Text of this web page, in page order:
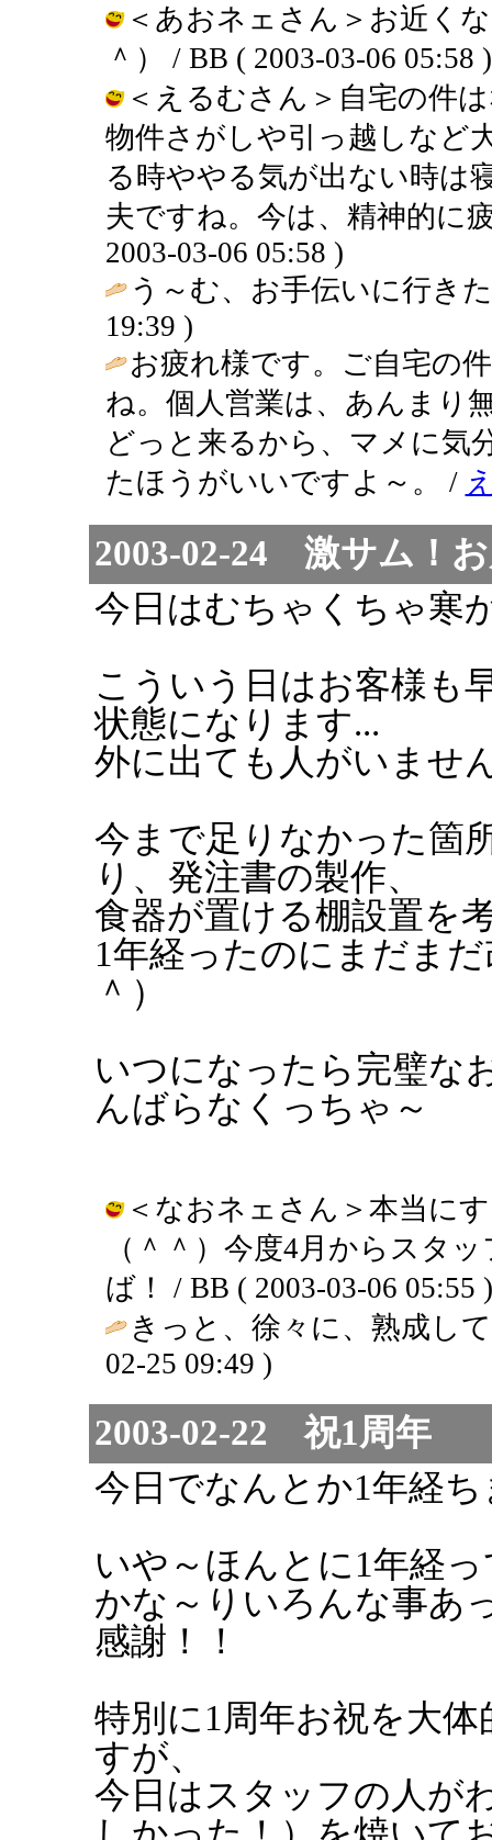
＜あおネェさん＞お近く
＾） / BB ( 2003-03-06 05:58 )
＜えるむさん＞自宅の件
物件さがしや引っ越しなど
る時ややる気が出ない時は
夫ですね。今は、精神的に
2003-03-06 05:58 )
う～む、お手伝いに行き
19:39 )
お疲れ様です。ご自宅の
ね。個人営業は、あんまり
どっと来るから、マメに気
たほうがいいですよ～。 /
2003-02-24 激サム！
今日はむちゃくちゃ寒
こういう日はお客様も
状態になります...
外に出ても人がいませ
今まで足りなかった箇
り、発注書の製作、
食器が置ける棚設置を
1年経ったのにまだま
＾）
いつになったら完璧な
んばらなくっちゃ～
＜なおネェさん＞本当に
（＾＾）今度4月からスタ
ば！ / BB ( 2003-03-06 05:55 )
きっと、徐々に、熟成し
02-25 09:49 )
2003-02-22 祝1周年
今日でなんとか1年経
いや～ほんとに1年経
かな～りいろんな事あ
感謝！！
特別に1周年お祝を大
すが、
今日はスタッフの人が